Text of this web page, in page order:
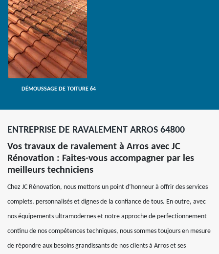
DÉMOUSSAGE DE TOITURE 64
ENTREPRISE DE RAVALEMENT ARROS 64800
Vos travaux de ravalement à Arros avec JC
Rénovation : Faites-vous accompagner par les
meilleurs techniciens
Chez JC Rénovation, nous mettons un point d’honneur à offrir des services
complets, personnalisés et dignes de la confiance de tous. En outre, avec
nos équipements ultramodernes et notre approche de perfectionnement
continu de nos compétences techniques, nous sommes toujours en mesure
de répondre aux besoins grandissants de nos clients à Arros et ses